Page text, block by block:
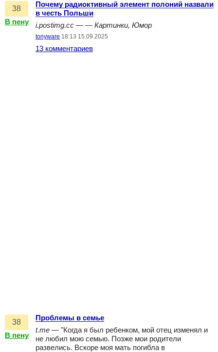
38
В пену
Почему радиоктивный элемент полоний назвали
в честь Польши
i.postimg.cc — — Картинки, Юмор
tonyware 18:13 15.09.2025
13 комментариев
38
В пену
Проблемы в семье
t.me — "Когда я был ребенком, мой отец изменял и
не любил мою семью. Позже мои родители
развелись. Вскоре моя мать погибла в